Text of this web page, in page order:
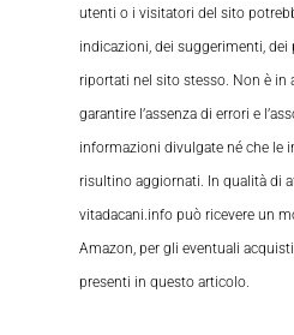
utenti o i visitatori del sito
indicazioni, dei suggerimenti, dei
riportati nel sito stesso. Non è in
garantire l’assenza di errori e
informazioni divulgate né che le
risultino aggiornati. In qualità di
vitadacani.info può ricevere un
Amazon, per gli eventuali
presenti in questo articolo.